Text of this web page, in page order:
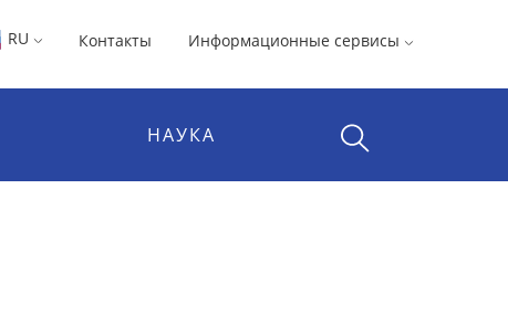
RU Контакты Информационные сервисы
НАУКА